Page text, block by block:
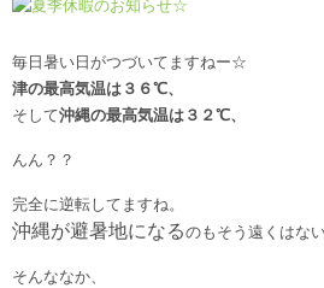
毎日暑い日がつづいてますねー☆
津の最高気温は３６℃、
そして沖縄の最高気温は３２℃、
んん？？
完全に逆転してますね。
沖縄が避暑地になるのもそう遠くはな
そんななか、